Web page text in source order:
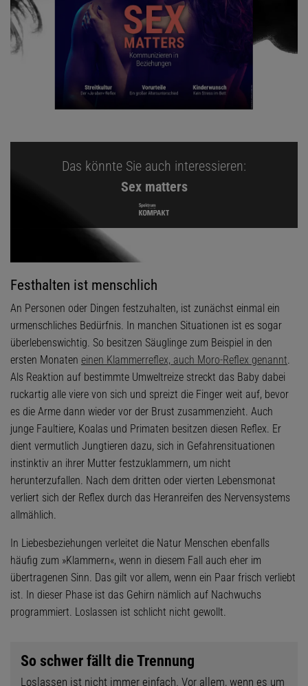
Das könnte Sie auch interessieren:
Sex matters
Festhalten ist menschlich
An Personen oder Dingen festzuhalten, ist zunächst einmal ein
urmenschliches Bedürfnis. In manchen Situationen ist es sogar
überlebenswichtig. So besitzen Säuglinge zum Beispiel in den
ersten Monaten einen Klammerreflex, auch Moro-Reflex genannt.
Als Reaktion auf bestimmte Umweltreize streckt das Baby dabei
ruckartig alle viere von sich und spreizt die Finger weit auf, bevor
es die Arme dann wieder vor der Brust zusammenzieht. Auch
junge Faultiere, Koalas und Primaten besitzen diesen Reflex. Er
dient vermutlich Jungtieren dazu, sich in Gefahrensituationen
instinktiv an ihrer Mutter festzuklammern, um nicht
herunterzufallen. Nach dem dritten oder vierten Lebensmonat
verliert sich der Reflex durch das Heranreifen des Nervensystems
allmählich.
In Liebesbeziehungen verleitet die Natur Menschen ebenfalls
häufig zum »Klammern«, wenn in diesem Fall auch eher im
übertragenen Sinn. Das gilt vor allem, wenn ein Paar frisch verliebt
ist. In dieser Phase ist das Gehirn nämlich auf Nachwuchs
programmiert. Loslassen ist schlicht nicht gewollt.